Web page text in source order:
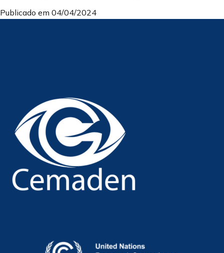
Publicado em 04/04/2024